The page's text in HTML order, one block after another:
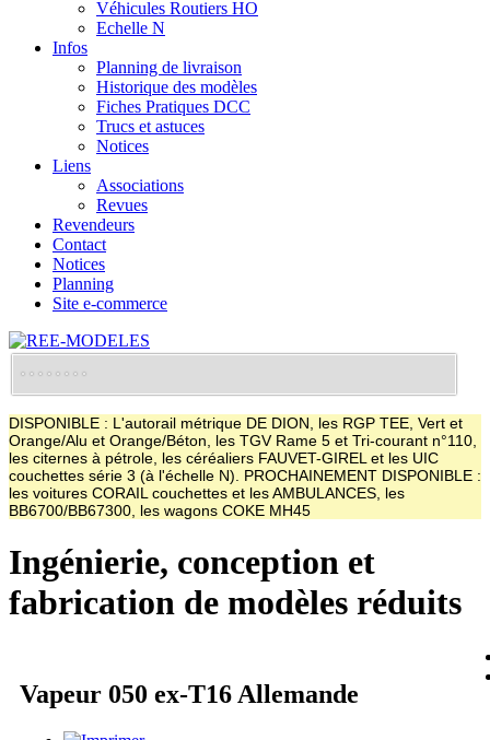
Véhicules Routiers HO
Echelle N
Infos
Planning de livraison
Historique des modèles
Fiches Pratiques DCC
Trucs et astuces
Notices
Liens
Associations
Revues
Revendeurs
Contact
Notices
Planning
Site e-commerce
DISPONIBLE : L'autorail métrique DE DION, les RGP TEE, Vert et
Orange/Alu et Orange/Béton, les TGV Rame 5 et Tri-courant n°110,
les citernes à pétrole, les céréaliers FAUVET-GIREL et les UIC
couchettes série 3 (à l'échelle N). PROCHAINEMENT DISPONIBLE :
les voitures CORAIL couchettes et les AMBULANCES, les
BB6700/BB67300, les wagons COKE MH45
Ingénierie, conception et
fabrication de modèles réduits
Vapeur 050 ex-T16 Allemande